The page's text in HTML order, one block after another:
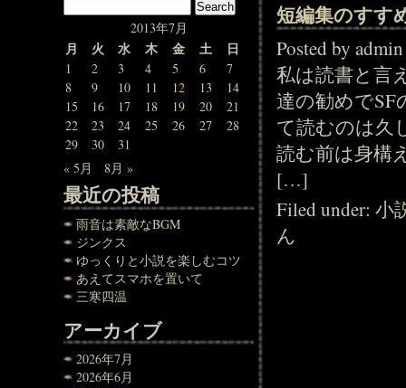
2013年7月
月 火 水 木 金 土 日
1 2 3 4 5 6
7
8
9 10 11 12 13
14
15
16 17 18 19 20
21
22
23 24 25 26 27
28
29
30
31
« 5月
8月 »
最近の投稿
雨音は素敵なBGM
ジンクス
ゆっくりと小説を楽しむコツ
あえてスマホを置いて
三寒四温
アーカイブ
2026年7月
2026年6月
短編集のすす
Posted by
私は読書と言
達の勧めでSF
て読むのは久
読む前は身構
[…]
Filed under:小
ん